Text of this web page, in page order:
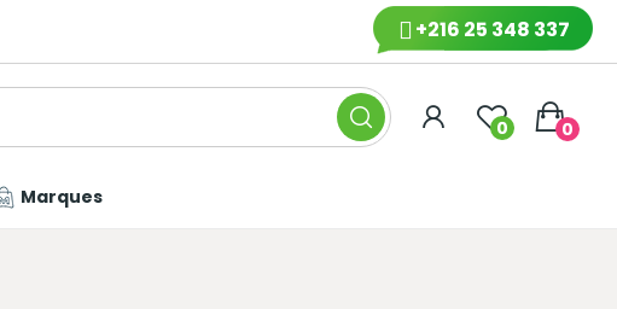
+216 25 348 337
0 0
Marques